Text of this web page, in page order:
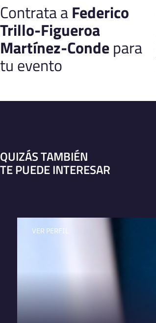
Contrata aFederico
Trillo-Figueroa
Martínez-Condepara
tu evento
QUIZÁS TAMBIÉN
TE PUEDE INTERESAR
VER PERFIL